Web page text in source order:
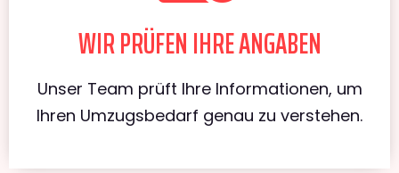
WIR PRÜFEN IHRE ANGABEN
Unser Team prüft Ihre Informationen, um
Ihren Umzugsbedarf genau zu verstehen.